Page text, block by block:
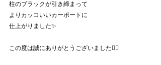
柱のブラックが引き締まって
よりカッコいいカーポートに
仕上がりました✨
この度は誠にありがとうございました🙇‍♀️